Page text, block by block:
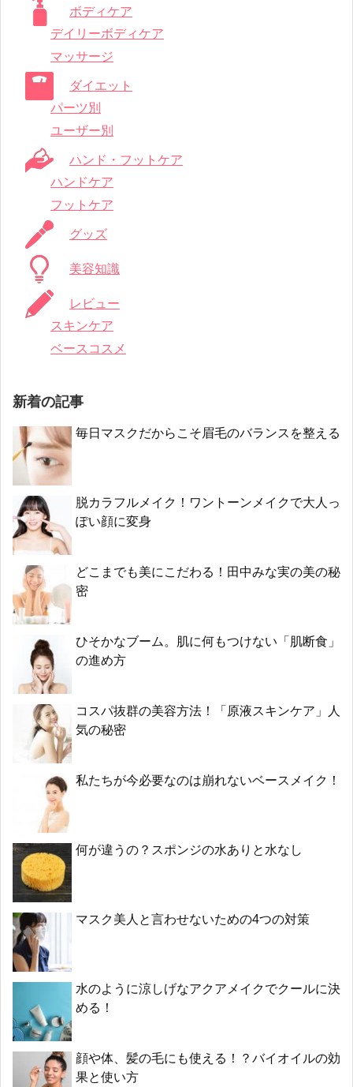
ボディケア
デイリーボディケア
マッサージ
ダイエット
パーツ別
ユーザー別
ハンド・フットケア
ハンドケア
フットケア
グッズ
美容知識
レビュー
スキンケア
ベースコスメ
新着の記事
毎日マスクだからこそ眉毛のバランスを整える
脱カラフルメイク！ワントーンメイクで大人っ
ぽい顔に変身
どこまでも美にこだわる！田中みな実の美の秘
密
ひそかなブーム。肌に何もつけない「肌断食」
の進め方
コスパ抜群の美容方法！「原液スキンケア」人
気の秘密
私たちが今必要なのは崩れないベースメイク！
何が違うの？スポンジの水ありと水なし
マスク美人と言わせないための4つの対策
水のように涼しげなアクアメイクでクールに決
める！
顔や体、髪の毛にも使える！？バイオイルの効
果と使い方